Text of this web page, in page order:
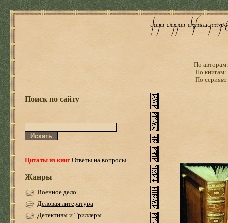
По авторам:
По книгам:
По сериям:
Поиск по сайту
Цитаты из книгОтветы на вопросы
Жанры
Военное дело
Деловая литература
Детективы и Триллеры